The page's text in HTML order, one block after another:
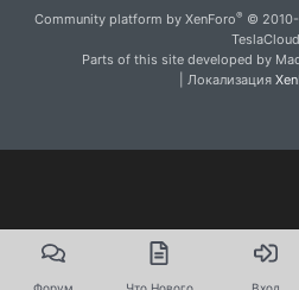
Community platform by XenForo® ©
TeslaCloud
Parts of this site developed by
| Локализация